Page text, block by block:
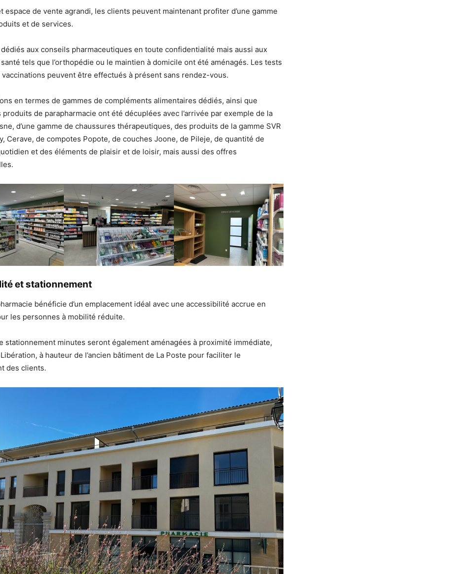
espace de vente agrandi, les clients peuvent maintenant profiter d’une gamme
et de services.
aux conseils pharmaceutiques en toute confidentialité mais aussi aux
tels que l’orthopédie ou le maintien à domicile ont été aménagés. Les tests
vaccinations peuvent être effectués à présent sans rendez-vous.
en termes de gammes de compléments alimentaires dédiés, ainsi que
produits de parapharmacie ont été décuplées avec l’arrivée par exemple de la
d’une gamme de chaussures thérapeutiques, des produits de la gamme SVR
Cerave, de compotes Popote, de couches Joone, de Pileje, de quantité de
et des éléments de plaisir et de loisir, mais aussi des offres
et stationnement
bénéficie d’un emplacement idéal avec une accessibilité accrue en
les personnes à mobilité réduite.
stationnement minutes seront également aménagées à proximité immédiate,
à hauteur de l’ancien bâtiment de La Poste pour faciliter le
des clients.